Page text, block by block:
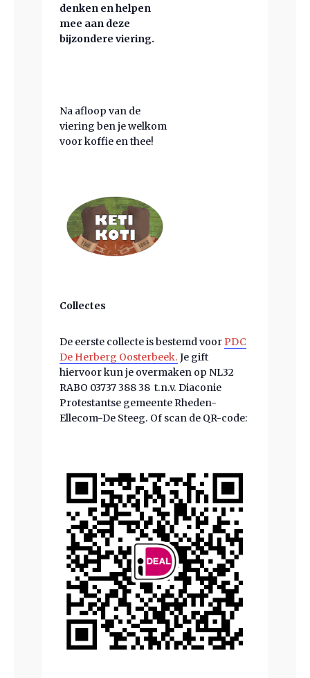
denken en helpen
mee aan deze
bijzondere viering.
Na afloop van de
viering ben je welkom
voor koffie en thee!
Collectes
De eerste collecte is bestemd voor PDC
De Herberg Oosterbeek. Je gift
hiervoor kun je overmaken op NL32
RABO 03737 388 38 t.n.v. Diaconie
Protestantse gemeente Rheden-
Ellecom-De Steeg. Of scan de QR-code: